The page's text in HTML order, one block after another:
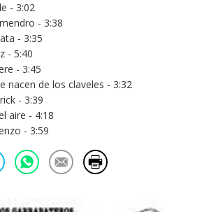
- 3:02
- 3:38
- 3:35
- 5:40
- 3:45
nacen de los claveles - 3:32
- 3:39
aire - 4:18
- 3:59